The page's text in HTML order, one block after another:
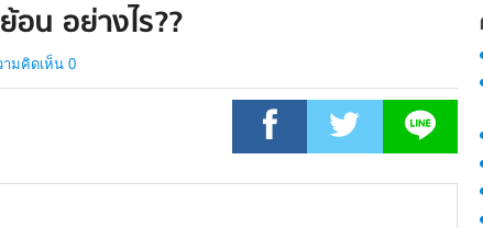
อน อย่างไร??
ามคิดเห็น 0